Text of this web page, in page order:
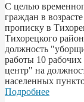
С целью
граждан в
прописку в
Тихорецкого
должность
работы 10
центр" на
населенных
Подробнее